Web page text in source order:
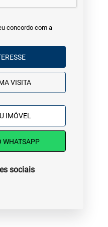
concordo com a
INTERESSE
UMA VISITA
IMÓVEL
WHATSAPP
sociais